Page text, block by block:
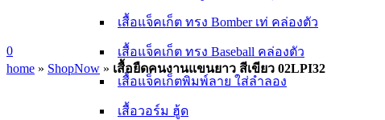
เสื้อแจ็คเก็ต ทรง Bomber เท่ คล่องตัว
เสื้อแจ็คเก็ต ทรง Baseball คล่องตัว
เสื้อแจ็คเก็ตพิมพ์ลาย ใส่ลำลอง
เสื้อวอร์ม ฮู้ด
0
home » ShopNow » เสื้อยืดคนงานแขนยาว สีเขียว 02LPI32